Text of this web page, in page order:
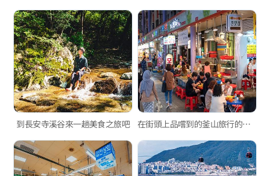
到長安寺溪谷來一趟美食之旅吧 在街頭上品嚐到的釜山旅行的樂趣